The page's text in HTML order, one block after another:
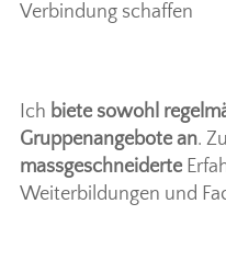
Verbindung schaffen
Ich biete sowohl
Gruppenangebote an.
massgeschneiderte
Weiterbildungen und